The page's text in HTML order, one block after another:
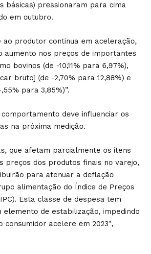
básicas) pressionaram para cima
em outubro.
ao produtor continua em aceleração,
aumento nos preços de importantes
bovinos (de -10,11% para 6,97%),
bruto] (de -2,70% para 12,88%) e
para 3,85%)”.
deve influenciar os
na próxima medição.
que afetam parcialmente os itens
preços dos produtos finais no varejo,
para atenuar a deflação
alimentação do Índice de Preços
Esta classe de despesa tem
elemento de estabilização, impedindo
consumidor acelere em 2023″,